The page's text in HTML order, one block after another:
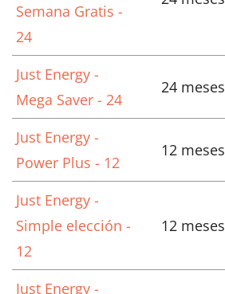
Semana Gratis -
24
Just Energy -
Mega Saver - 24
24 meses
Just Energy -
Power Plus - 12
12 meses
Just Energy -
Simple elección -
12
12 meses
Just Energy -